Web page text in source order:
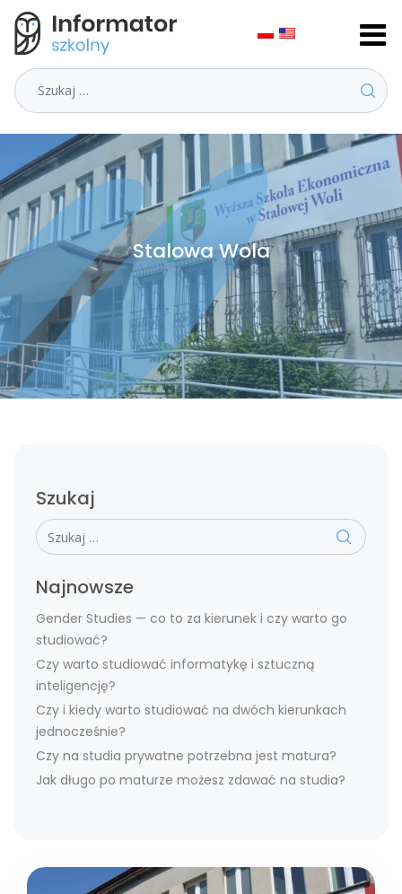
Szukaj
Stalowa Wola
Szukaj
Szukaj
Najnowsze
Gender Studies — co to za kierunek i czy warto go
studiować?
Czy warto studiować informatykę i sztuczną
inteligencję?
Czy i kiedy warto studiować na dwóch kierunkach
jednocześnie?
Czy na studia prywatne potrzebna jest matura?
Jak długo po maturze możesz zdawać na studia?